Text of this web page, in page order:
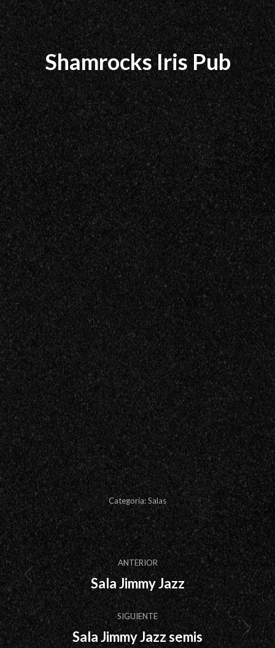
Shamrocks Iris Pub
Categoría:Salas
Navegación
entre
proyectos
ANTERIOR
Proyecto
anterior
Sala Jimmy Jazz
SIGUIENTE
Proyecto
Sala Jimmy Jazz semis